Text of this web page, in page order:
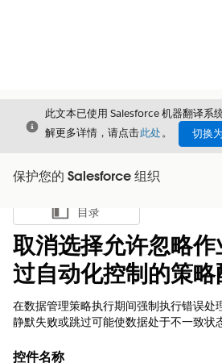
关闭
此文本已使用 Salesforce 机器翻译系
解更多详情，请点击此处。 切换
保护您的 Salesforce 组织
显示目录
目录
取消选择允许忽略
过自动化控制的策略
在数据管理策略执行期间强制执行错误处
静默失败或跳过可能使数据处于不一致状
控件名称